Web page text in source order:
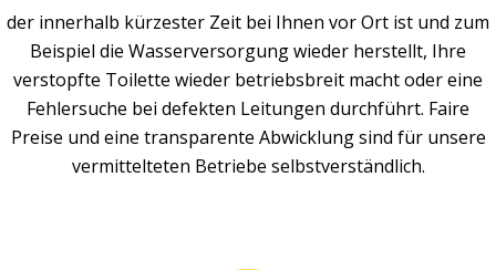
der innerhalb kürzester Zeit bei Ihnen vor Ort ist und zum
Beispiel die Wasserversorgung wieder herstellt, Ihre
verstopfte Toilette wieder betriebsbreit macht oder eine
Fehlersuche bei defekten Leitungen durchführt. Faire
Preise und eine transparente Abwicklung sind für unsere
vermittelteten Betriebe selbstverständlich.